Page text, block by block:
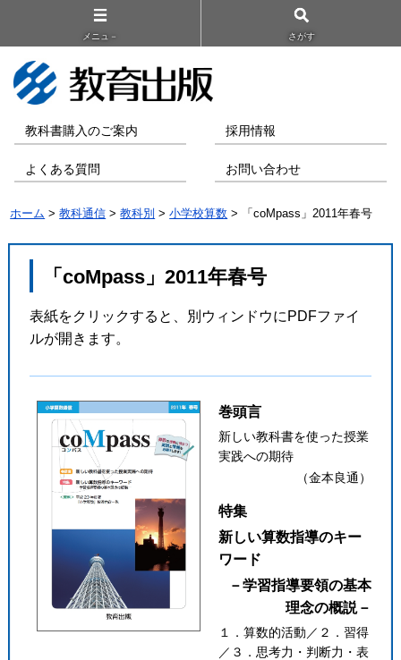
メニュ－ さがす
教科書購入のご案内 採用情報
よくある質問 お問い合わせ
ホーム >教科通信 >教科別 >小学校算数 > 「coMpass」2011年春号
「coMpass」2011年春号
表紙をクリックすると、別ウィンドウにPDFファイ
ルが開きます。
巻頭言
新しい教科書を使った授業
実践への期待
（金本良通）
特集
新しい算数指導のキー
ワード
－学習指導要領の基本
理念の概説－
１．算数的活動／２．習得
／３．思考力・判断力・表